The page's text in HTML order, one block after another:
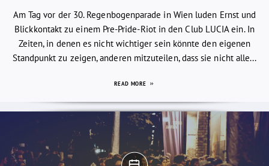
Am Tag vor der 30. Regenbogenparade in Wien luden Ernst und
Blickkontakt zu einem Pre-Pride-Riot in den Club LUCIA ein. In
Zeiten, in denen es nicht wichtiger sein könnte den eigenen
Standpunkt zu zeigen, anderen mitzuteilen, dass sie nicht alle...
READ MORE